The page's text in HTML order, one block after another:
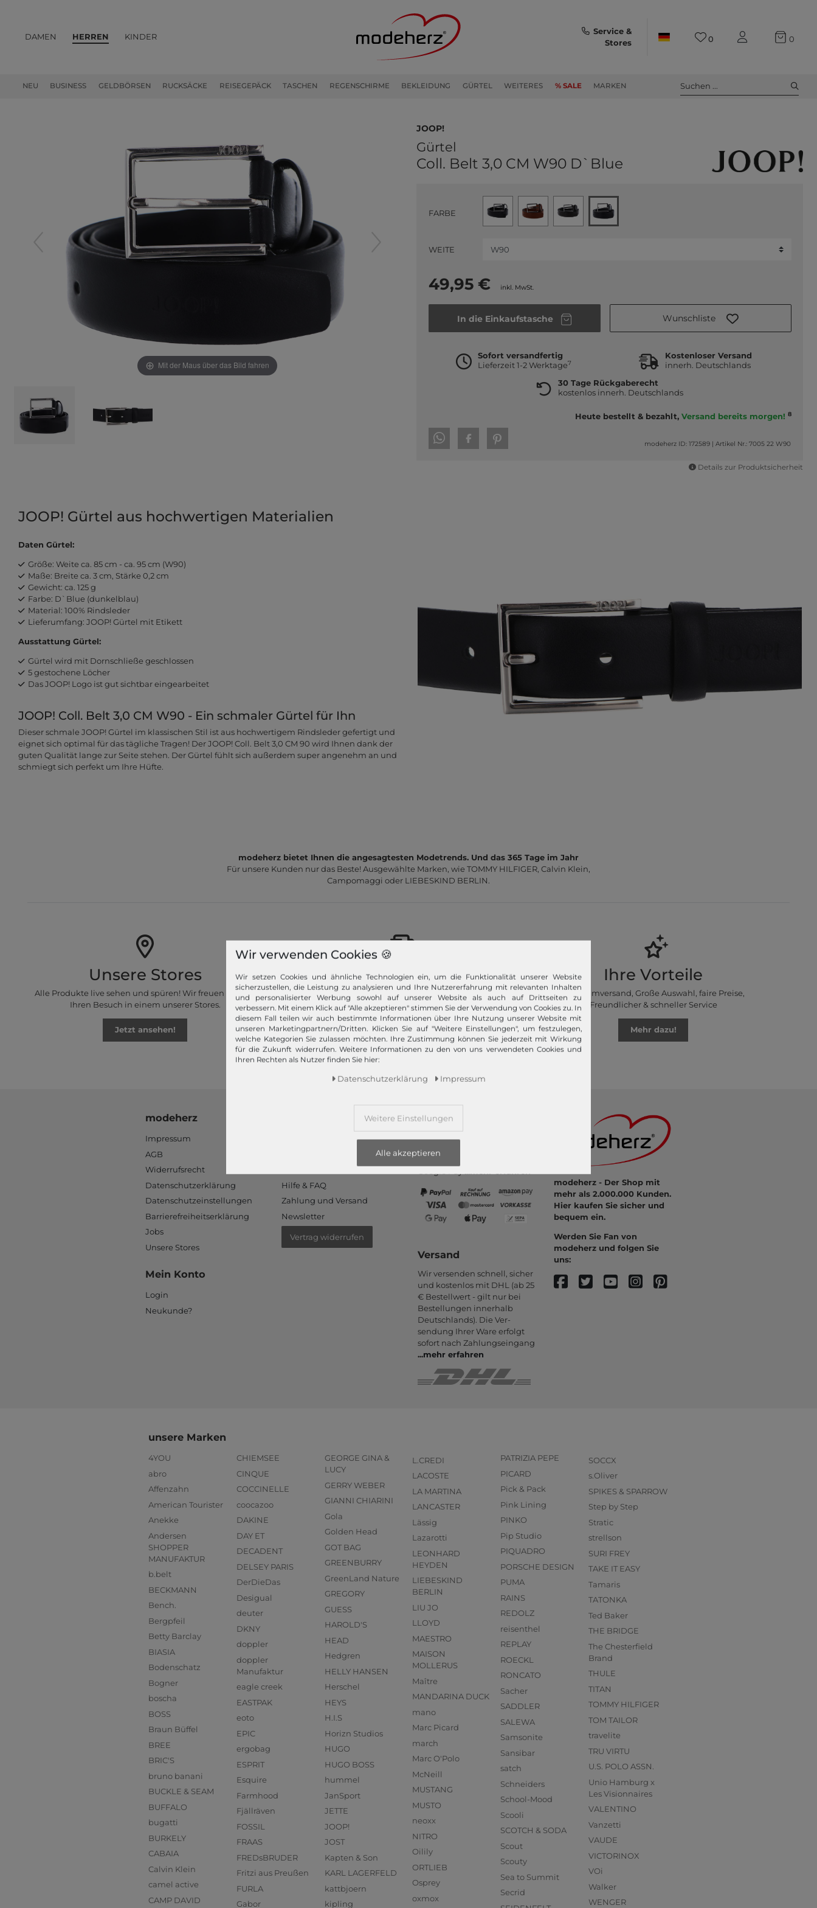
DAMEN HERREN
NEU BUSINESS GELDBÖRSEN RUCKSÄCKE REISEGEPÄCK TASCHEN REGENSCHIRME BEKLEIDUNG GÜRTEL WEITERES % SALE MARKEN
KINDER
Service &
Stores
0 0
Suchen ...
Mit der Maus über das Bild fahren
JOOP!
Gürtel
Coll. Belt 3,0 CM W90 D`Blue
FARBE
WEITE
49,95 € inkl. MwSt.
In die Einkaufstasche Wunschliste
Sofort versandfertig
Lieferzeit 1-2 Werktage7
Kostenloser Versand
innerh. Deutschlands
30 Tage Rückgaberecht
kostenlos innerh. Deutschlands
Heute bestellt & bezahlt, Versand bereits morgen! 8
modeherz ID: 172589 |Artikel Nr.: 7005 22 W90
Details zur Produktsicherheit
JOOP! Gürtel aus hochwertigen Materialien
Daten Gürtel:
Größe: Weite ca. 85 cm - ca. 95 cm (W90)
Maße: Breite ca. 3 cm, Stärke 0,2 cm
Gewicht: ca. 125 g
Farbe: D`Blue (dunkelblau)
Material: 100% Rindsleder
Lieferumfang: JOOP! Gürtel mit Etikett
Ausstattung Gürtel:
Gürtel wird mit Dornschließe geschlossen
5 gestochene Löcher
Das JOOP! Logo ist gut sichtbar eingearbeitet
JOOP! Coll. Belt 3,0 CM W90 - Ein schmaler Gürtel für Ihn
Dieser schmale JOOP! Gürtel im klassischen Stil ist aus hochwertigem Rindsleder gefertigt und
eignet sich optimal für das tägliche Tragen! Der JOOP! Coll. Belt 3,0 CM 90 wird Ihnen dank der
guten Qualität lange zur Seite stehen. Der Gürtel fühlt sich außerdem super angenehm an und
schmiegt sich perfekt um Ihre Hüfte.
modeherz bietet Ihnen die angesagtesten Modetrends. Und das 365 Tage im Jahr
Für unsere Kunden nur das Beste! Ausgewählte Marken, wie TOMMY HILFIGER, Calvin Klein,
Campomaggi oder LIEBESKIND BERLIN.
Unsere Stores
Alle Produkte live sehen und spüren! Wir freuen uns auf
Ihren Besuch in einem unserer Stores.
Jetzt ansehen!
Schneller Versand!
Wir versenden Ihre Bestellung schnell per
Premiumversand.
Mehr dazu!
Ihre Vorteile
Premiumversand, Große Auswahl, faire Preise,
Freundlicher & schneller Service
Mehr dazu!
modeherz
Impressum
AGB
Widerrufsrecht
Datenschutzerklärung
Datenschutzeinstellungen
Barrierefreiheitserklärung
Jobs
Unsere Stores
Mein Konto
Login
Neukunde?
Hilfe & FAQ
Zahlung und Versand
Newsletter
Vertrag widerrufen
Zahlungsarten
Amazon Pay, Vor­kasse,
Versand
Wir versenden schnell, sicher
und kostenlos mit DHL (ab 25
€ Bestell­wert - gilt nur bei
Bestel­lungen inner­halb
Deutsch­lands). Die Ver­
sendung Ihrer Ware er­folgt
sofort nach Zahlungs­eingang
...mehr erfahren
modeherz - Der Shop mit
mehr als 2.000.000 Kunden.
Hier kaufen Sie sicher und
bequem ein.
Werden Sie Fan von
modeherz und folgen Sie
uns:
unsere Marken
4YOU
abro
Affenzahn
American Tourister
Anekke
Andersen
SHOPPER
MANUFAKTUR
b.belt
BECKMANN
Bench.
Bergpfeil
Betty Barclay
BIASIA
Bodenschatz
Bogner
boscha
BOSS
Braun Büffel
BREE
BRIC'S
bruno banani
BUCKLE & SEAM
BUFFALO
bugatti
BURKELY
CABAIA
Calvin Klein
camel active
CAMP DAVID
CHIEMSEE
CINQUE
COCCINELLE
coocazoo
DAKINE
DAY ET
DECADENT
DELSEY PARIS
DerDieDas
Desigual
deuter
DKNY
doppler
doppler
Manufaktur
eagle creek
EASTPAK
eoto
EPIC
ergobag
ESPRIT
Esquire
Farmhood
Fjällräven
FOSSIL
FRAAS
FREDsBRUDER
Fritzi aus Preußen
FURLA
Gabor
GEORGE GINA &
LUCY
GERRY WEBER
GIANNI CHIARINI
Gola
Golden Head
GOT BAG
GREENBURRY
GreenLand Nature
GREGORY
GUESS
HAROLD'S
HEAD
Hedgren
HELLY HANSEN
Herschel
HEYS
H.I.S
Horizn Studios
HUGO
HUGO BOSS
hummel
JanSport
JETTE
JOOP!
JOST
Kapten & Son
KARL LAGERFELD
kattbjoern
kipling
L.CREDI
LACOSTE
LA MARTINA
LANCASTER
Lässig
Lazarotti
LEONHARD
HEYDEN
LIEBESKIND
BERLIN
LIU JO
LLOYD
MAESTRO
MAISON
MOLLERUS
Maître
MANDARINA DUCK
mano
Marc Picard
march
Marc O'Polo
McNeill
MUSTANG
MUSTO
neoxx
NITRO
Oilily
ORTLIEB
Osprey
oxmox
PATRIZIA PEPE
PICARD
Pick & Pack
Pink Lining
PINKO
Pip Studio
PIQUADRO
PORSCHE DESIGN
PUMA
RAINS
REDOLZ
reisenthel
REPLAY
ROECKL
RONCATO
Sacher
SADDLER
SALEWA
Samsonite
Sansibar
satch
Schneiders
School-Mood
Scooli
SCOTCH & SODA
Scout
Scouty
Sea to Summit
Secrid
SOCCX
s.Oliver
SPIKES & SPARROW
Step by Step
Stratic
strellson
SURI FREY
TAKE IT EASY
Tamaris
TATONKA
Ted Baker
THE BRIDGE
The Chesterfield
Brand
THULE
TITAN
TOMMY HILFIGER
TOM TAILOR
travelite
TRU VIRTU
U.S. POLO ASSN.
Unio Hamburg x
Les Visionnaires
VALENTINO
Vanzetti
VAUDE
VICTORINOX
VOi
Walker
WENGER
Wir verwenden Cookies 🍪
Wir setzen Cookies und ähnliche Technologien ein, um die Funktionalität unserer Website
sicherzustellen, die Leistung zu analysieren und Ihre Nutzererfahrung mit relevanten Inhalten
und personalisierter Werbung sowohl auf unserer Website als auch auf Drittseiten zu
verbessern. Mit einem Klick auf "Alle akzeptieren" stimmen Sie der Verwendung von Cookies zu. In
diesem Fall teilen wir auch bestimmte Informationen über Ihre Nutzung unserer Website mit
unseren Marketingpartnern/Dritten. Klicken Sie auf "Weitere Einstellungen", um festzulegen,
welche Kategorien Sie zulassen möchten. Ihre Zustimmung können Sie jederzeit mit Wirkung
für die Zukunft widerrufen. Weitere Informationen zu den von uns verwendeten Cookies und
Ihren Rechten als Nutzer finden Sie hier:
Daten­schutz­erklärung Impressum
Weitere Einstellungen
Alle akzeptieren